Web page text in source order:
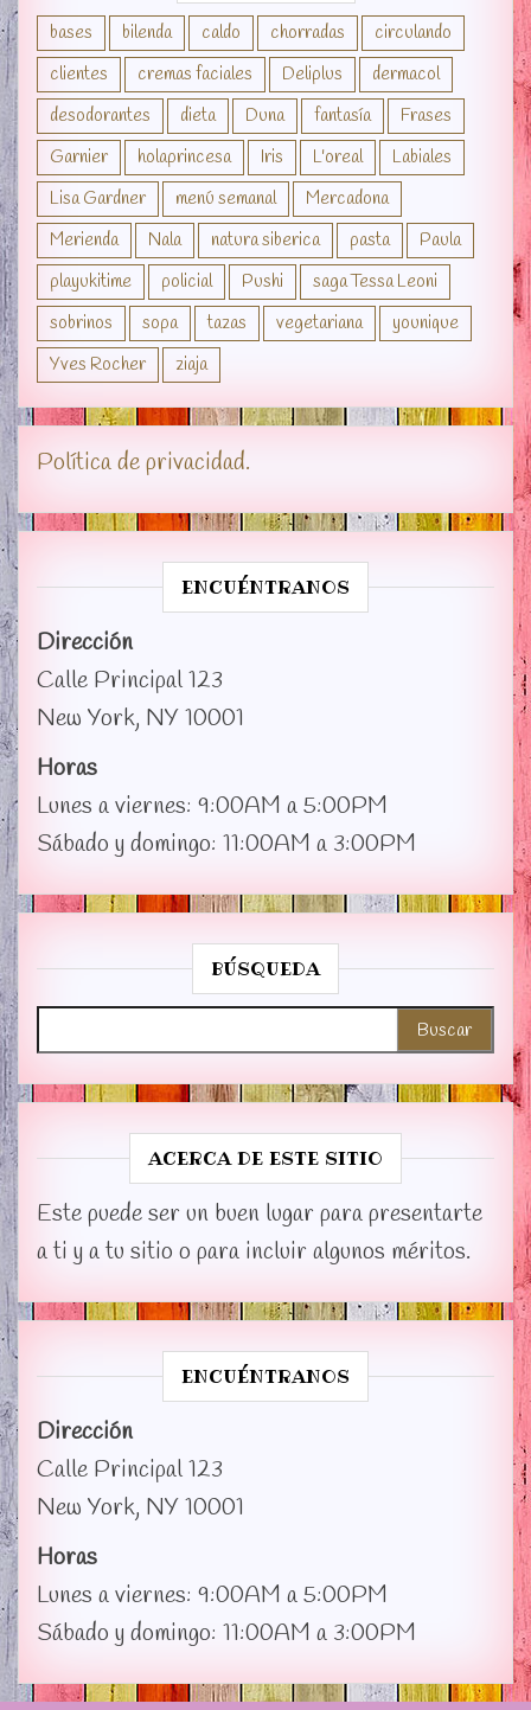
bases bilenda caldo chorradas
circulando
clientes
cremas faciales Deliplus
dermacol
desodorantes
dieta Duna fantasía
Frases
Garnier
holaprincesa Iris L'oreal
Labiales
Lisa Gardner
menú semanal
Mercadona
Merienda
Nala natura siberica pasta
Paula
playukitime
policial Pushi
saga Tessa Leoni
sobrinos
sopa tazas vegetariana
younique
Yves Rocher
ziaja
Política de privacidad.
ENCUÉNTRANOS
Dirección
Calle Principal 123
New York, NY 10001
Horas
Lunes a viernes: 9:00AM a 5:00PM
Sábado y domingo: 11:00AM a 3:00PM
BÚSQUEDA
ACERCA DE ESTE SITIO
Este puede ser un buen lugar para presentarte
a ti y a tu sitio o para incluir algunos méritos.
ENCUÉNTRANOS
Dirección
Calle Principal 123
New York, NY 10001
Horas
Lunes a viernes: 9:00AM a 5:00PM
Sábado y domingo: 11:00AM a 3:00PM